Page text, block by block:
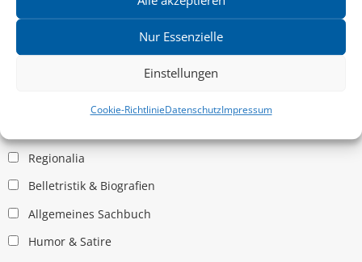
Nur Essenzielle
Einstellungen
Cookie-RichtlinieDatenschutzImpressum
Kritische Theorie / Philosophie
Regionalia
Belletristik & Biografien
Allgemeines Sachbuch
Humor & Satire